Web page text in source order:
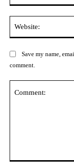
Save my name,
comment.